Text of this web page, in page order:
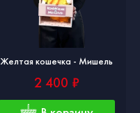
Желтая кошечка - Мишель
2 400 ₽